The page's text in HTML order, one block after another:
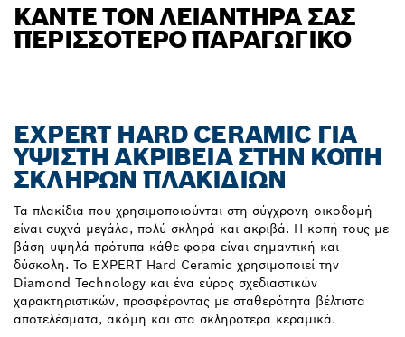
ΚΆΝΤΕ ΤΟΝ ΛΕΙΑΝΤΉΡΑ ΣΑΣ
ΠΕΡΙΣΣΌΤΕΡΟ ΠΑΡΑΓΩΓΙΚΌ
EXPERT HARD CERAMIC ΓΙΑ
ΎΨΙΣΤΗ ΑΚΡΊΒΕΙΑ ΣΤΗΝ ΚΟΠΉ
ΣΚΛΗΡΏΝ ΠΛΑΚΙΔΊΩΝ
Τα πλακίδια που χρησιμοποιούνται στη σύγχρονη οικοδομή
είναι συχνά μεγάλα, πολύ σκληρά και ακριβά. Η κοπή τους με
βάση υψηλά πρότυπα κάθε φορά είναι σημαντική και
δύσκολη. Το EXPERT Hard Ceramic χρησιμοποιεί την
Diamond Technology και ένα εύρος σχεδιαστικών
χαρακτηριστικών, προσφέροντας με σταθερότητα βέλτιστα
αποτελέσματα, ακόμη και στα σκληρότερα κεραμικά.